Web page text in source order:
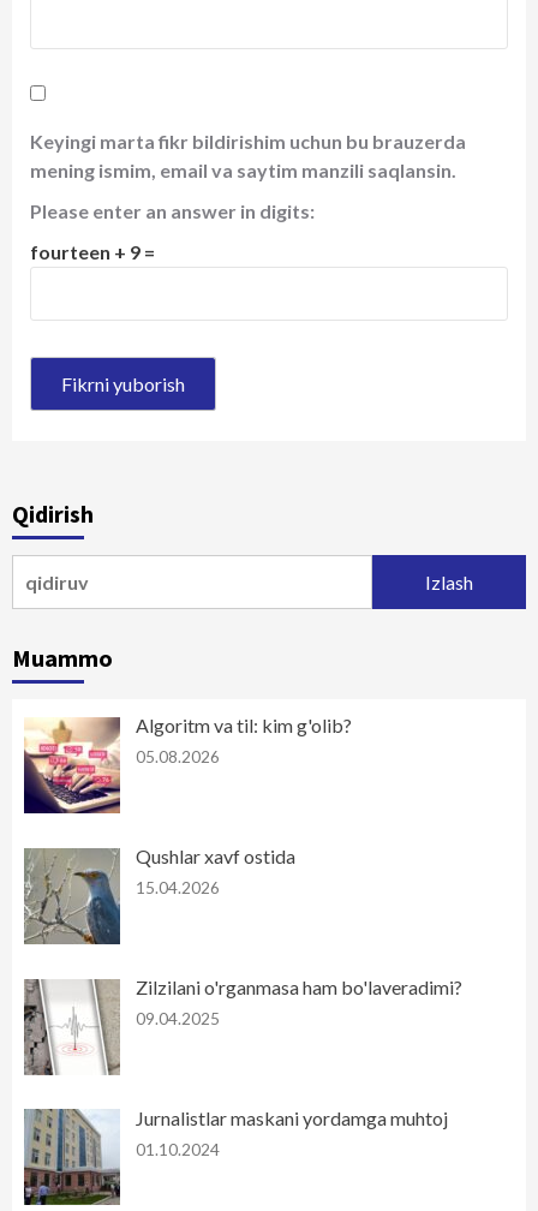
Keyingi marta fikr bildirishim uchun bu brauzerda
mening ismim, email va saytim manzili saqlansin.
Please enter an answer in digits:
fourteen + 9 =
Qidirish
Muammo
Algoritm va til: kim g'olib?
05.08.2026
Qushlar xavf ostida
15.04.2026
Zilzilani o'rganmasa ham bo'laveradimi?
09.04.2025
Jurnalistlar maskani yordamga muhtoj
01.10.2024